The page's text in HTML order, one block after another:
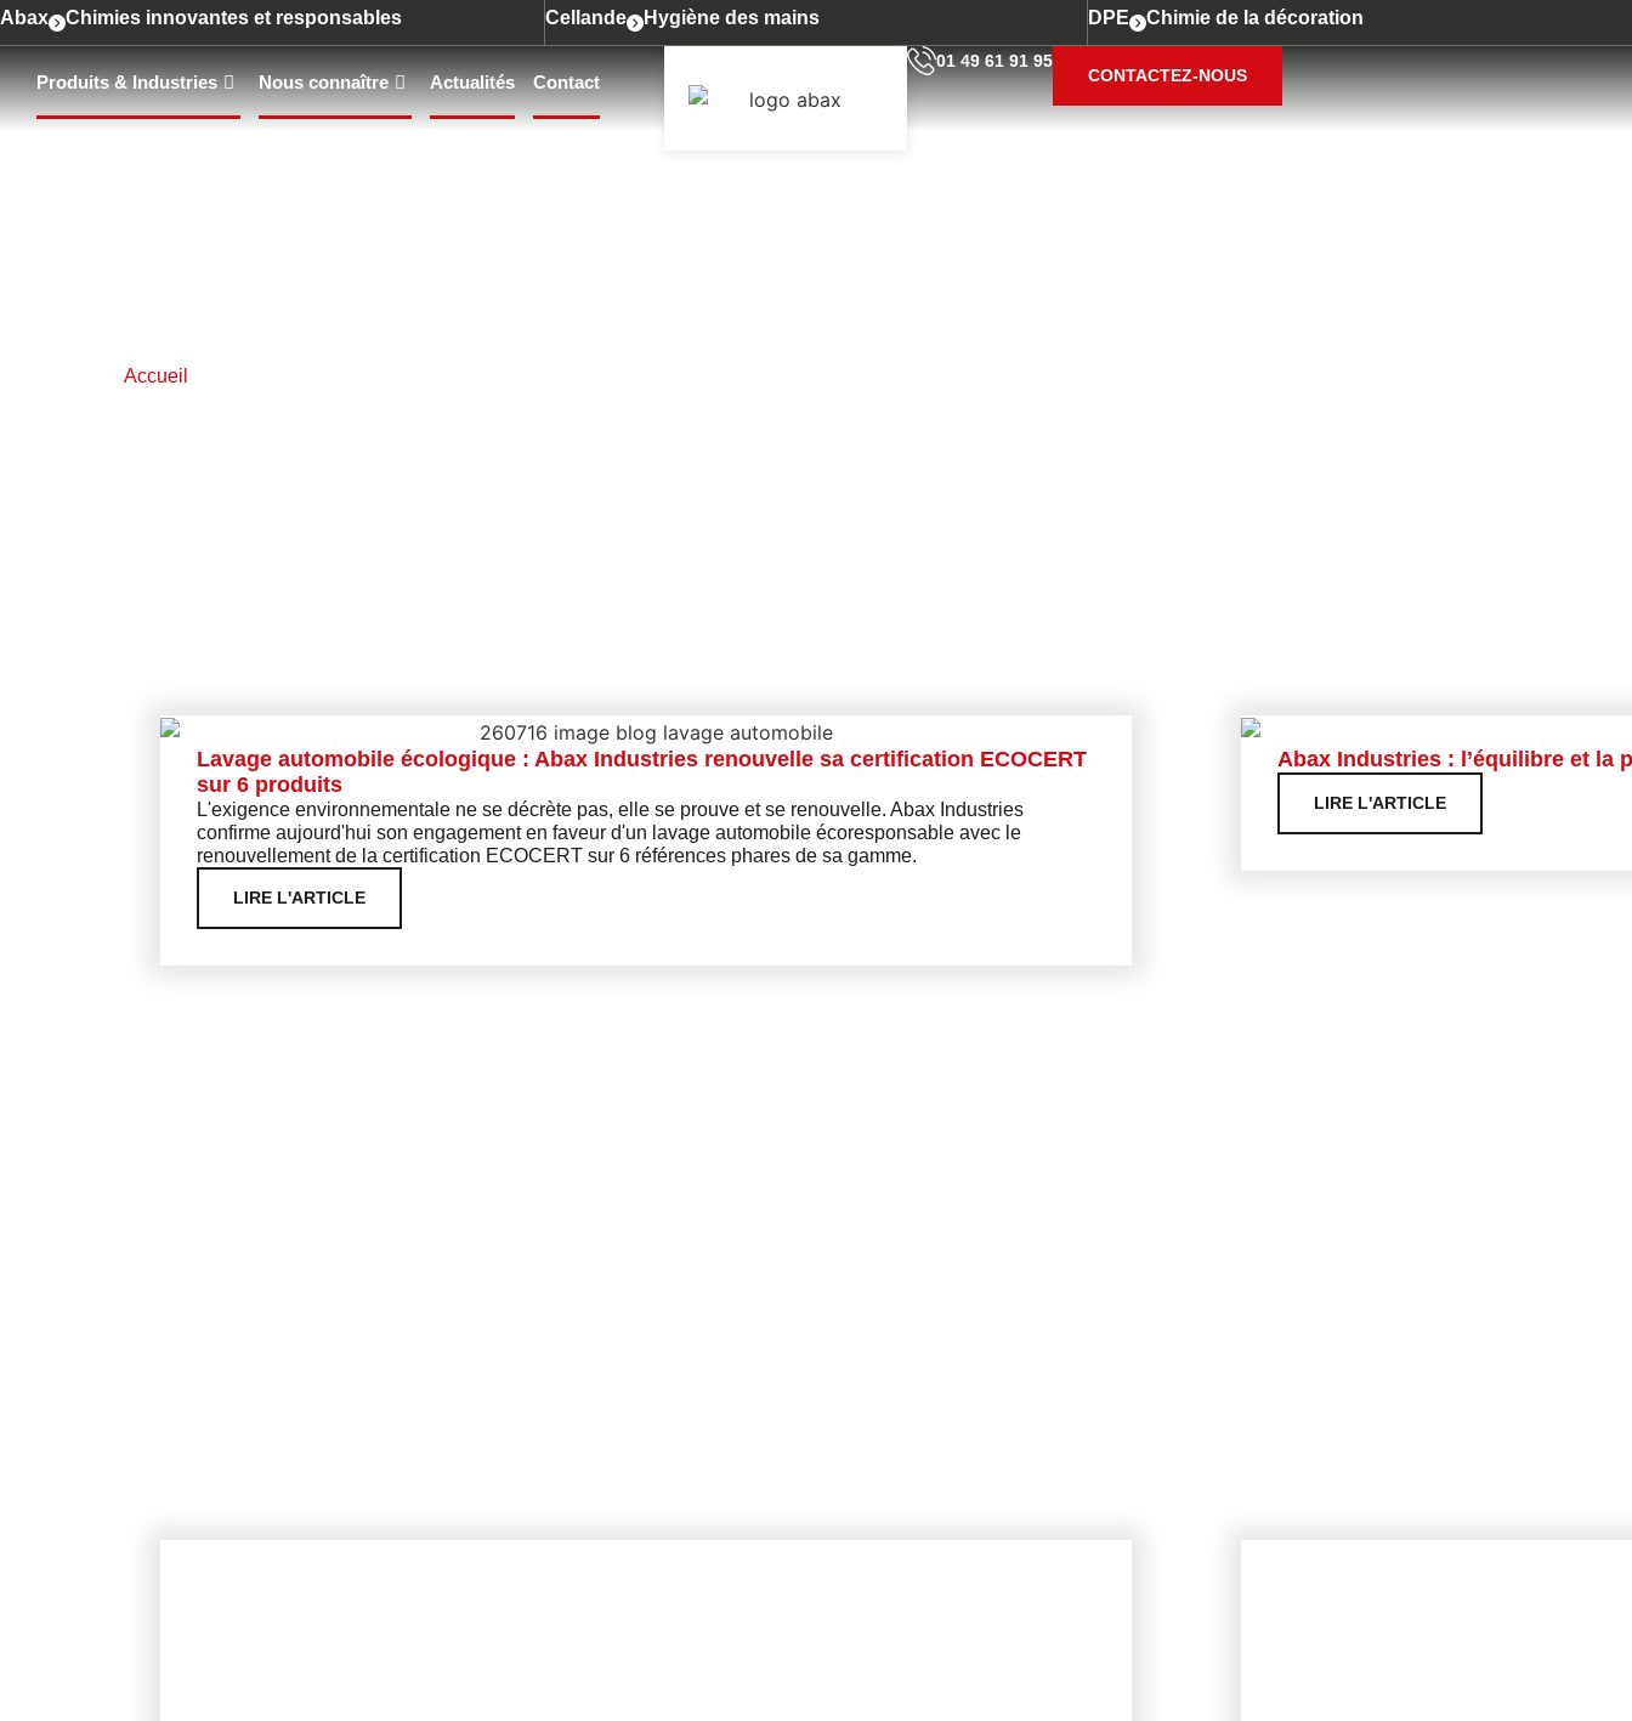
principal
Abax Chimies innovantes et responsables Cellande Hygiène des mains DPE Chimie de la décoration
Produits & Industries Nous connaître Actualités Contact
01 49 61 91 95
CONTACTEZ-NOUS
Accueil
Lavage automobile écologique : Abax Industries renouvelle sa certification ECOCERT
sur 6 produits
L'exigence environnementale ne se décrète pas, elle se prouve et se renouvelle. Abax Industries
confirme aujourd'hui son engagement en faveur d'un lavage automobile écoresponsable avec le
renouvellement de la certification ECOCERT sur 6 références phares de sa gamme.
LIRE L'ARTICLE
Abax Industries : l’équilibre et la
LIRE L'ARTICLE